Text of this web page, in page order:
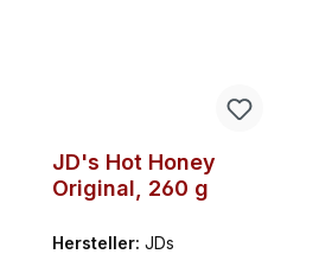
JD's Hot Honey
Original, 260 g
Hersteller: JDs